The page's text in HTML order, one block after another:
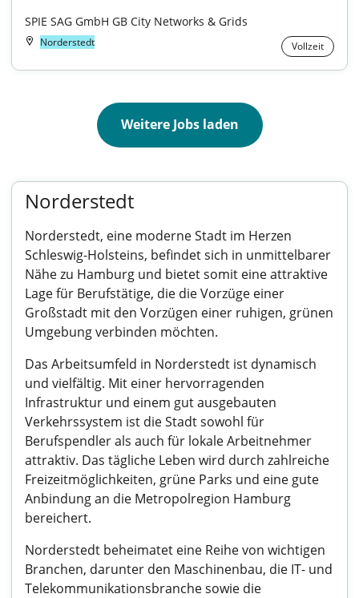
SPIE SAG GmbH GB City Networks & Grids
Norderstedt Vollzeit
Weitere Jobs laden
Norderstedt
Norderstedt, eine moderne Stadt im Herzen
Schleswig-Holsteins, befindet sich in unmittelbarer
Nähe zu Hamburg und bietet somit eine attraktive
Lage für Berufstätige, die die Vorzüge einer
Großstadt mit den Vorzügen einer ruhigen, grünen
Umgebung verbinden möchten.
Das Arbeitsumfeld in Norderstedt ist dynamisch
und vielfältig. Mit einer hervorragenden
Infrastruktur und einem gut ausgebauten
Verkehrssystem ist die Stadt sowohl für
Berufspendler als auch für lokale Arbeitnehmer
attraktiv. Das tägliche Leben wird durch zahlreiche
Freizeitmöglichkeiten, grüne Parks und eine gute
Anbindung an die Metropolregion Hamburg
bereichert.
Norderstedt beheimatet eine Reihe von wichtigen
Branchen, darunter den Maschinenbau, die IT- und
Telekommunikationsbranche sowie die